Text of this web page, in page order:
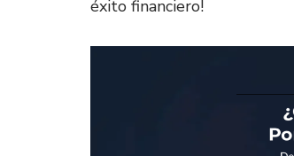
éxito financiero!